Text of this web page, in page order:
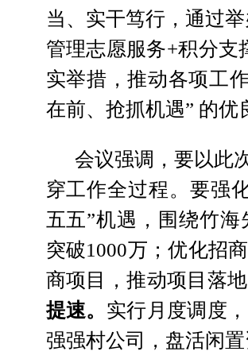
当、实干笃行，通过
管理志愿服务+积分支
实举措，推动各项工
在前、抢抓机遇” 的优
会议强调，要以此
穿工作全过程。要强
五五”机遇，围绕竹
突破1000万；优化招
商项目，推动项目落
提速。 实行月度调度
强强村公司，盘活闲